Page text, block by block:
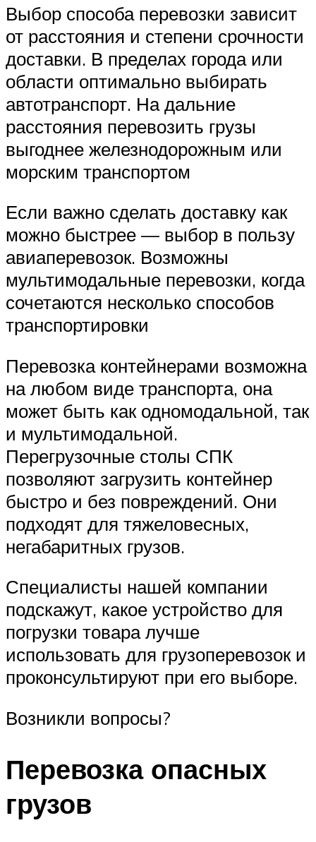
Выбор способа перевозки зависит
от расстояния и степени срочности
доставки. В пределах города или
области оптимально выбирать
автотранспорт. На дальние
расстояния перевозить грузы
выгоднее железнодорожным или
морским транспортом
Если важно сделать доставку как
можно быстрее — выбор в пользу
авиаперевозок. Возможны
мультимодальные перевозки, когда
сочетаются несколько способов
транспортировки
Перевозка контейнерами возможна
на любом виде транспорта, она
может быть как одномодальной, так
и мультимодальной.
Перегрузочные столы СПК
позволяют загрузить контейнер
быстро и без повреждений. Они
подходят для тяжеловесных,
негабаритных грузов.
Специалисты нашей компании
подскажут, какое устройство для
погрузки товара лучше
использовать для грузоперевозок и
проконсультируют при его выборе.
Возникли вопросы?
Перевозка опасных
грузов